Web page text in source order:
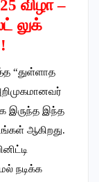
விழா –
லுக்
“துள்ளாத
இருந்த இந்த
ஆகிறது.
நடிக்க